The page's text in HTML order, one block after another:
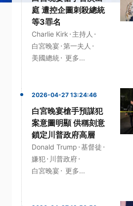
庭 遭控企圖刺殺總統
等3罪名
Charlie Kirk · 主持人 ·
白宮晚宴 ·第一夫人 ·
美國總統· 更多...
2026-04-27 13:24:46
白宮晚宴槍手預謀犯
案意圖明顯 供稱刻意
鎖定川普政府高層
Donald Trump ·基督徒 ·
嫌犯· 川普政府·
白宮晚宴 · 更多...